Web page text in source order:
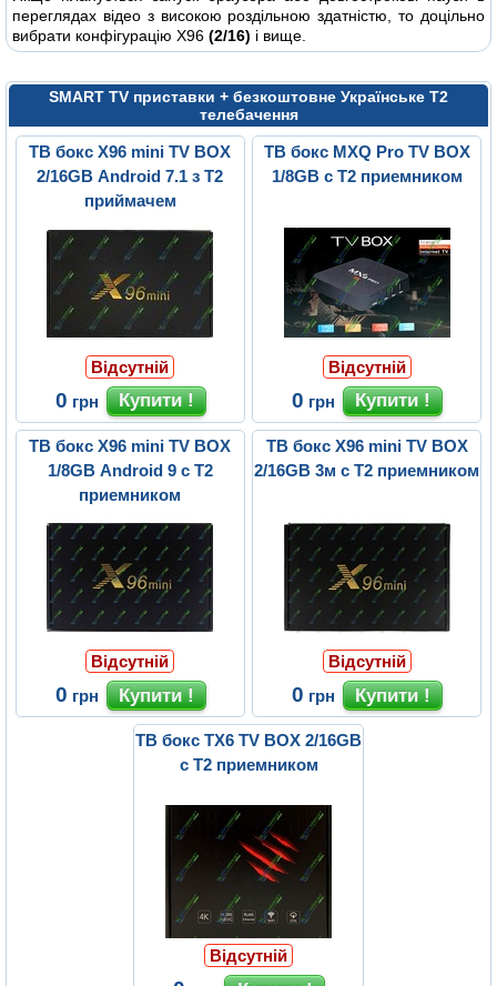
переглядах відео з високою роздільною здатністю, то доцільно
вибрати конфігурацію X96 (2/16) і вище.
SMART TV приставки + безкоштовне Українське Т2
телебачення
ТВ бокс X96 mini TV BOX
2/16GB Android 7.1 з Т2
приймачем
Відсутній
0 грн
ТВ бокс MXQ Pro TV BOX
1/8GB с Т2 приемником
Відсутній
0 грн
ТВ бокс X96 mini TV BOX
1/8GB Android 9 с Т2
приемником
Відсутній
0 грн
ТВ бокс X96 mini TV BOX
2/16GB 3м с Т2 приемником
Відсутній
0 грн
ТВ бокс TX6 TV BOX 2/16GB
с Т2 приемником
Відсутній